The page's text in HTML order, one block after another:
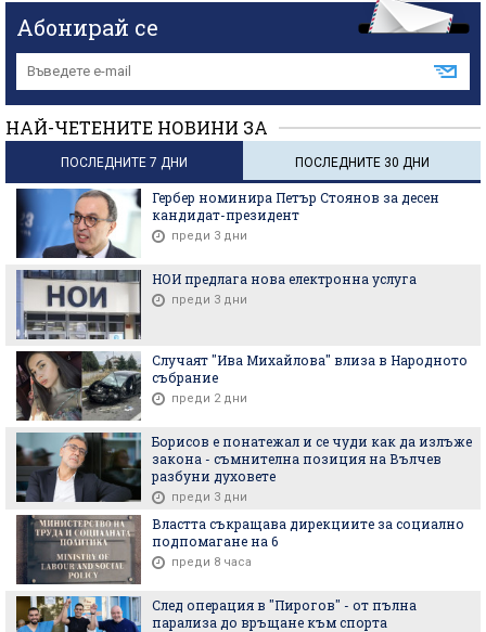
Абонирай се
НАЙ-ЧЕТЕНИТЕ НОВИНИ ЗА
ПОСЛЕДНИТЕ 7 ДНИ ПОСЛЕДНИТЕ 30 ДНИ
Гербер номинира Петър Стоянов за десен
кандидат-президент
преди 3 дни
НОИ предлага нова електронна услуга
преди 3 дни
Случаят "Ива Михайлова" влиза в Народното
събрание
преди 2 дни
Борисов е понатежал и се чуди как да излъже
закона - съмнителна позиция на Вълчев
разбуни духовете
преди 3 дни
Властта съкращава дирекциите за социално
подпомагане на 6
преди 8 часа
След операция в "Пирогов" - от пълна
парализа до връщане към спорта